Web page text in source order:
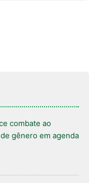
combate ao
gênero em agenda